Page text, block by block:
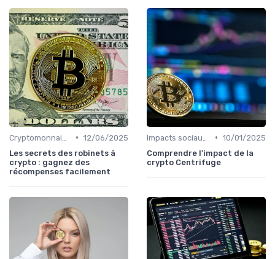
• 12/06/2025
Les secrets des robinets à
crypto : gagnez des
récompenses facilement
• 10/01/2025
Comprendre l'impact de la
crypto Centrifuge